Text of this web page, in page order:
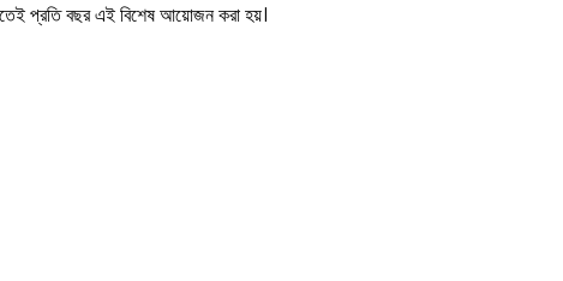
প্রতি বছর এই বিশেষ আয়োজন করা হয়।